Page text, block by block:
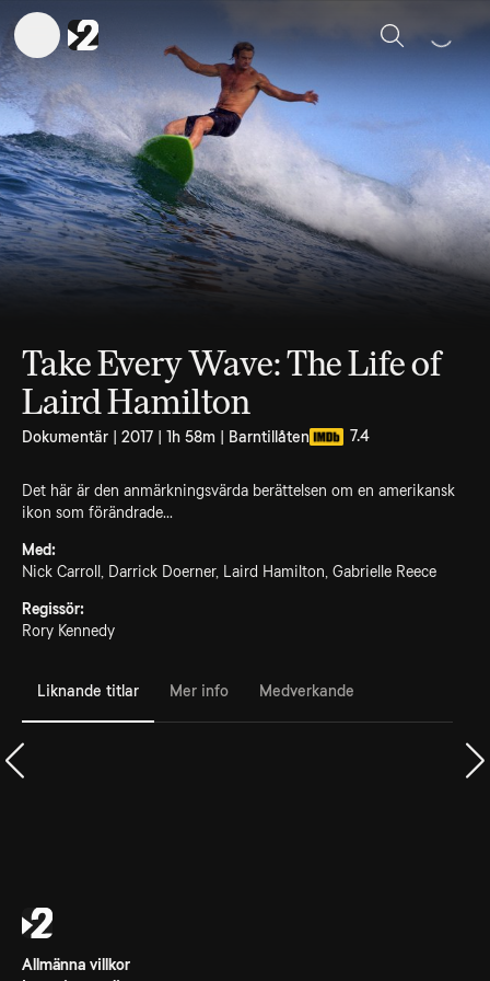
Sök
Take Every Wave: The Life of
Laird Hamilton
Dokumentär | 2017 | 1h 58m | Barntillåten 7.4
Det här är den anmärkningsvärda berättelsen om en amerikansk
ikon som förändrade...
Med:
Nick Carroll, Darrick Doerner, Laird Hamilton, Gabrielle Reece
Regissör:
Rory Kennedy
Liknande titlar Mer info Medverkande
Allmänna villkor